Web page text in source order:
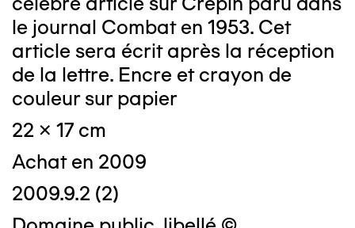
le journal Combat en 1953. Cet
article sera écrit après la réception
de la lettre. Encre et crayon de
couleur sur papier
22 x 17 cm
Achat en 2009
2009.9.2 (2)